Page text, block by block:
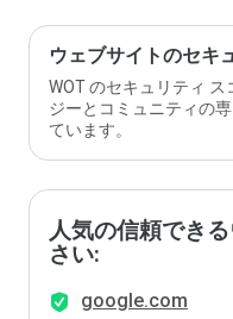
ウェブサイトのセキ
WOT のセキュリティ
ジーとコミュニティの
ています。
人気の信頼でき
さい:
google.com
価し
ます
か？